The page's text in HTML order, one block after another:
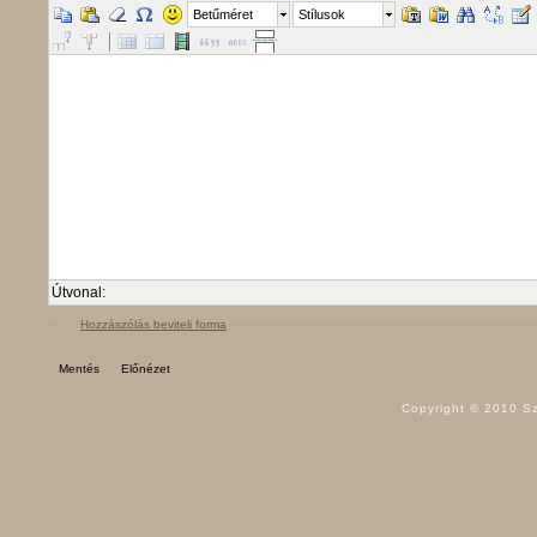
Betűméret Stílusok
Útvonal:
Hozzászólás beviteli forma
Copyright © 2010